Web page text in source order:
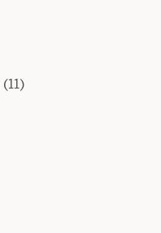
(11)